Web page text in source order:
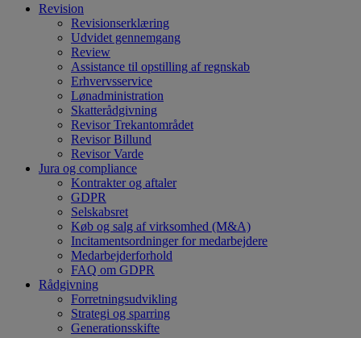
Revision
Revisionserklæring
Udvidet gennemgang
Review
Assistance til opstilling af regnskab
Erhvervsservice
Lønadministration
Skatterådgivning
Revisor Trekantområdet
Revisor Billund
Revisor Varde
Jura og compliance
Kontrakter og aftaler
GDPR
Selskabsret
Køb og salg af virksomhed (M&A)
Incitamentsordninger for medarbejdere
Medarbejderforhold
FAQ om GDPR
Rådgivning
Forretningsudvikling
Strategi og sparring
Generationsskifte